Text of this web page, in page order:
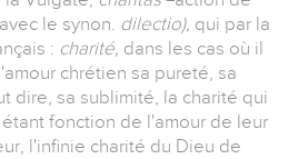
le synon. dilectio), qui par la
: charité, dans les cas où il
chrétien sa pureté, sa
dire, sa sublimité, la charité qui
fonction de l'amour de leur
l'infinie charité du Dieu de